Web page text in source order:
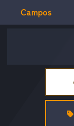
Campos